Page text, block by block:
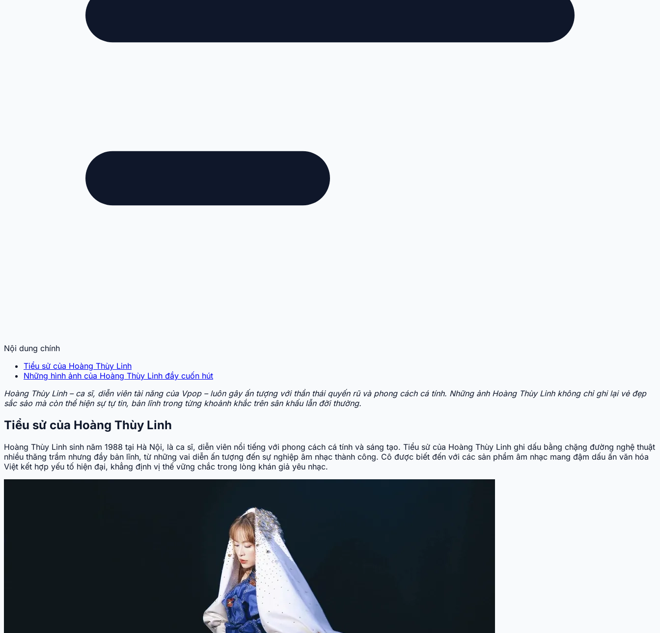
Nội dung chính
Tiểu sử của Hoàng Thùy Linh
Những hình ảnh của Hoàng Thùy Linh đầy cuốn hút
Hoàng Thùy Linh – ca sĩ, diễn viên tài năng của Vpop – luôn gây ấn tượng với thần thái quyến rũ và phong cách cá tính. Những ảnh Hoàng Thùy Linh không chỉ ghi lại vẻ đẹp
sắc sảo mà còn thể hiện sự tự tin, bản lĩnh trong từng khoảnh khắc trên sân khấu lẫn đời thường.
Tiểu sử của Hoàng Thùy Linh
Hoàng Thùy Linh sinh năm 1988 tại Hà Nội, là ca sĩ, diễn viên nổi tiếng với phong cách cá tính và sáng tạo. Tiểu sử của Hoàng Thùy Linh ghi dấu bằng chặng đường nghệ thuật
nhiều thăng trầm nhưng đầy bản lĩnh, từ những vai diễn ấn tượng đến sự nghiệp âm nhạc thành công. Cô được biết đến với các sản phẩm âm nhạc mang đậm dấu ấn văn hóa
Việt kết hợp yếu tố hiện đại, khẳng định vị thế vững chắc trong lòng khán giả yêu nhạc.